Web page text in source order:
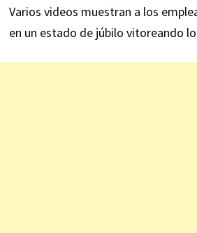
Varios videos muestran a los
en un estado de júbilo vitoreando